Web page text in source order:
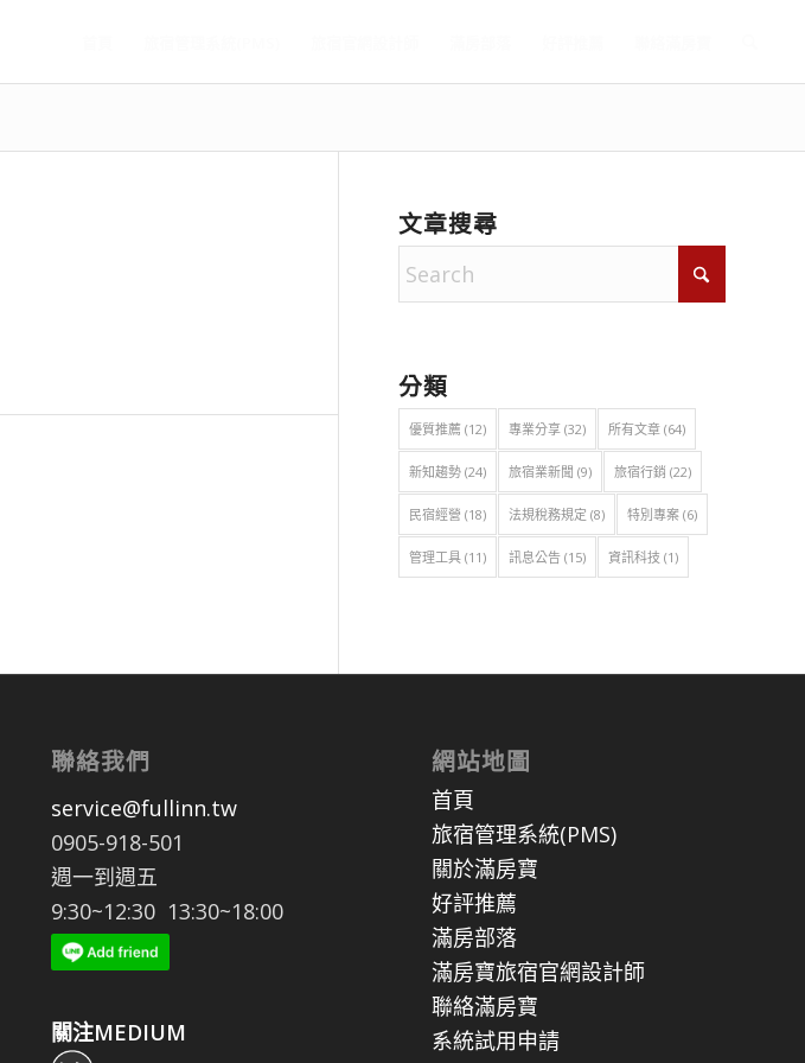
文章搜尋
分類
優質推薦 (12) 專業分享 (32) 所有文章 (64)
新知趨勢 (24) 旅宿業新聞 (9) 旅宿行銷 (22)
民宿經營 (18) 法規稅務規定 (8) 特別專案 (6)
管理工具 (11) 訊息公告 (15) 資訊科技 (1)
聯絡我們
service@fullinn.tw
0905-918-501
週一到週五
9:30~12:30 13:30~18:00
關注MEDIUM
網站地圖
首頁
旅宿管理系統(PMS)
關於滿房寶
好評推薦
滿房部落
滿房寶旅宿官網設計師
聯絡滿房寶
系統試用申請